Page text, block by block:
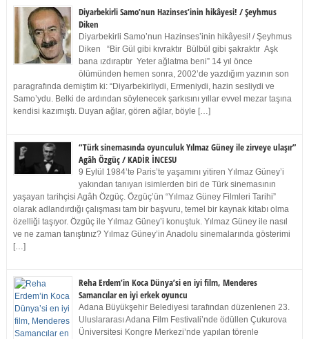
Diyarbekirli Samo’nun Hazinses’inin hikâyesi! / Şeyhmus
Diken
Diyarbekirli Samo’nun Hazinses’inin hikâyesi! / Şeyhmus
Diken “Bir Gül gibi kıvraktır Bülbül gibi şakraktır Aşk
bana ızdıraptır Yeter ağlatma beni” 14 yıl önce
ölümünden hemen sonra, 2002’de yazdığım yazının son
paragrafında demiştim ki: “Diyarbekirliydi, Ermeniydi, hazin sesliydi ve
Samo’ydu. Belki de ardından söylenecek şarkısını yıllar evvel mezar taşına
kendisi kazımıştı. Duyan ağlar, gören ağlar, böyle […]
“Türk sinemasında oyunculuk Yılmaz Güney ile zirveye ulaşır”
Agâh Özgüç / KADİR İNCESU
9 Eylül 1984’te Paris’te yaşamını yitiren Yılmaz Güney’i
yakından tanıyan isimlerden biri de Türk sinemasının
yaşayan tarihçisi Agâh Özgüç. Özgüç’ün “Yılmaz Güney Filmleri Tarihi”
olarak adlandırdığı çalışması tam bir başvuru, temel bir kaynak kitabı olma
özelliği taşıyor. Özgüç ile Yılmaz Güney’i konuştuk. Yılmaz Güney ile nasıl
ve ne zaman tanıştınız? Yılmaz Güney’in Anadolu sinemalarında gösterimi
[…]
Reha Erdem’in Koca Dünya’si en iyi film, Menderes
Samancılar en iyi erkek oyuncu
Adana Büyükşehir Belediyesi tarafından düzenlenen 23.
Uluslararası Adana Film Festivali’nde ödüllen Çukurova
Üniversitesi Kongre Merkezi’nde yapılan törenle